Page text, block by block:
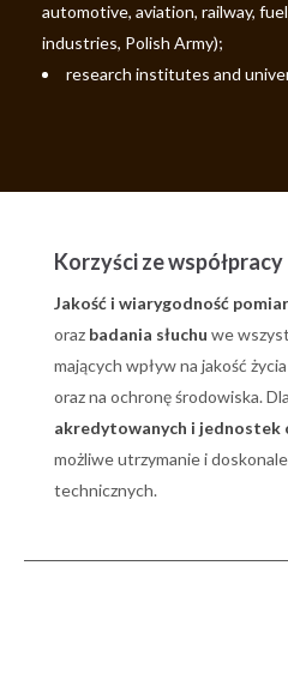
automotive, aviation, railway,
industries, Polish Army);
research institutes and
Korzyści ze współpracy
Jakość i wiarygodność
oraz badania słuchu we
mających wpływ na jakość
oraz na ochronę środowiska.
akredytowanych i jednostek
możliwe utrzymanie i
technicznych.